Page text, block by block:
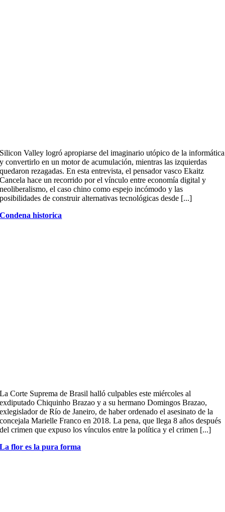
Silicon Valley logró apropiarse del imaginario utópico de la informática
y convertirlo en un motor de acumulación, mientras las izquierdas
quedaron rezagadas. En esta entrevista, el pensador vasco Ekaitz
Cancela hace un recorrido por el vínculo entre economía digital y
neoliberalismo, el caso chino como espejo incómodo y las
posibilidades de construir alternativas tecnológicas desde [...]
Condena historica
La Corte Suprema de Brasil halló culpables este miércoles al
exdiputado Chiquinho Brazao y a su hermano Domingos Brazao,
exlegislador de Río de Janeiro, de haber ordenado el asesinato de la
concejala Marielle Franco en 2018. La pena, que llega 8 años después
del crimen que expuso los vínculos entre la política y el crimen [...]
La flor es la pura forma